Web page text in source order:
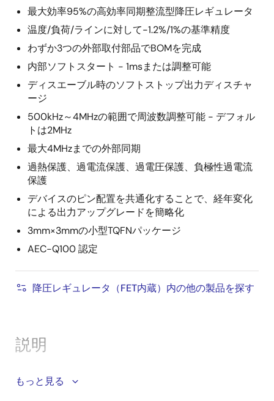
最大効率95%の高効率同期整流型降圧レギュレータ
温度/負荷/ラインに対して-1.2%/1%の基準精度
わずか3つの外部取付部品でBOMを完成
内部ソフトスタート - 1msまたは調整可能
ディスエーブル時のソフトストップ出力ディスチャ
ージ
500kHz～4MHzの範囲で周波数調整可能 - デフォル
トは2MHz
最大4MHzまでの外部同期
過熱保護、過電流保護、過電圧保護、負極性過電流
保護
デバイスのピン配置を共通化することで、経年変化
による出力アップグレードを簡略化
3mm×3mmの小型TQFNパッケージ
AEC-Q100 認定
降圧レギュレータ（FET内蔵）内の他の製品を探す
説明
ISL78233とISL78234は、高効率のモノリシック同期式
もっと見る